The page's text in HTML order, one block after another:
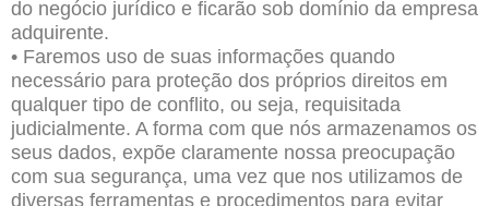
do negócio jurídico e ficarão sob domínio da empresa
adquirente.
• Faremos uso de suas informações quando
necessário para proteção dos próprios direitos em
qualquer tipo de conflito, ou seja, requisitada
judicialmente. A forma com que nós armazenamos os
seus dados, expõe claramente nossa preocupação
com sua segurança, uma vez que nos utilizamos de
diversas ferramentas e procedimentos para evitar